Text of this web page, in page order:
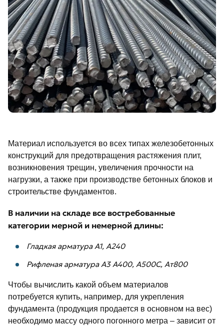
Материал используется во всех типах железобетонных
конструкций для предотвращения растяжения плит,
возникновения трещин, увеличения прочности на
нагрузки, а также при производстве бетонных блоков и
строительстве фундаментов.
В наличии на складе все востребованные
категории мерной и немерной длины:
Гладкая арматура А1, А240
Рифленая арматура А3 А400, А500С, Ат800
Чтобы вычислить какой объем материалов
потребуется купить, например, для укрепления
фундамента (продукция продается в основном на вес)
необходимо массу одного погонного метра – зависит от